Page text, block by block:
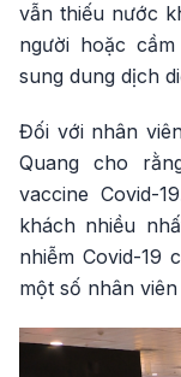
vẫn thiếu nước
người hoặc
sung dung dịch
Đối với nhân
Quang cho
vaccine Covid-
khách nhiều
nhiễm Covid-19
một số nhân